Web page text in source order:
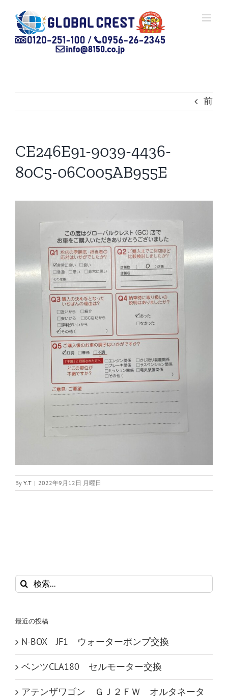
content
前
CE246E91-9039-4436-
80C5-06C005AB955E
By Y.T | 2022年9月12日 月曜日
検
索
最近の投稿
N-BOX JF1 ウォーターポンプ交換
ベンツCLA180 セルモーター交換
アテンザワゴン ＧＪ２ＦＷ オルタネータ